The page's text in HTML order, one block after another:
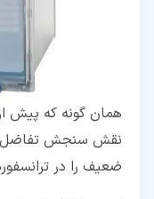
همان گونه که پیش
نقش سنجش تفاضل
ضعیف را در